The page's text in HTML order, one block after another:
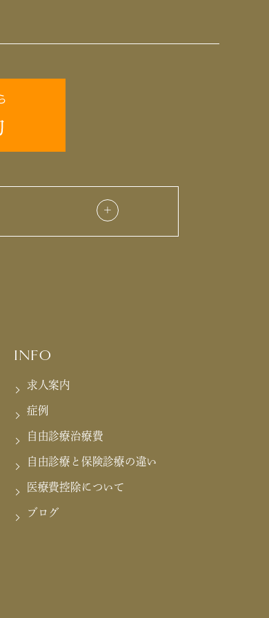
INFO
求人案内
症例
自由診療治療費
自由診療と保険診療の違い
医療費控除について
ブログ